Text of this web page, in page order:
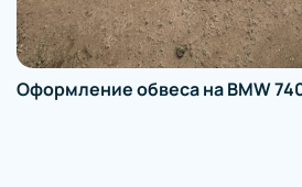
Оформление ССКТС на